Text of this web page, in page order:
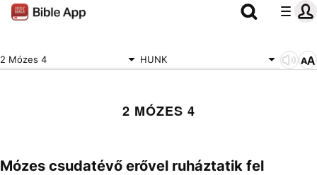
2 Mózes 4 HUNK
2 MÓZES 4
Mózes csudatévő erővel ruháztatik fel